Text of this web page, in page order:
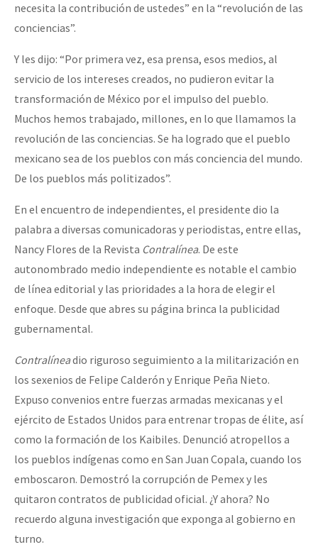
necesita la contribución de ustedes” en la “revolución de las
conciencias”.
Y les dijo: “Por primera vez, esa prensa, esos medios, al
servicio de los intereses creados, no pudieron evitar la
transformación de México por el impulso del pueblo.
Muchos hemos trabajado, millones, en lo que llamamos la
revolución de las conciencias. Se ha logrado que el pueblo
mexicano sea de los pueblos con más conciencia del mundo.
De los pueblos más politizados”.
En el encuentro de independientes, el presidente dio la
palabra a diversas comunicadoras y periodistas, entre ellas,
Nancy Flores de la Revista Contralínea. De este
autonombrado medio independiente es notable el cambio
de línea editorial y las prioridades a la hora de elegir el
enfoque. Desde que abres su página brinca la publicidad
gubernamental.
Contralíneadio riguroso seguimiento a la militarización en
los sexenios de Felipe Calderón y Enrique Peña Nieto.
Expuso convenios entre fuerzas armadas mexicanas y el
ejército de Estados Unidos para entrenar tropas de élite, así
como la formación de los Kaibiles. Denunció atropellos a
los pueblos indígenas como en San Juan Copala, cuando los
emboscaron. Demostró la corrupción de Pemex y les
quitaron contratos de publicidad oficial. ¿Y ahora? No
recuerdo alguna investigación que exponga al gobierno en
turno.